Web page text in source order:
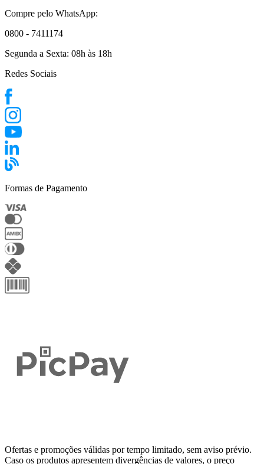
Compre pelo WhatsApp:
0800 - 7411174
Segunda a Sexta: 08h às 18h
Redes Sociais
Formas de Pagamento
Ofertas e promoções válidas por tempo limitado, sem aviso prévio.
Caso os produtos apresentem divergências de valores, o preço